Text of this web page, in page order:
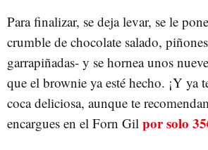
Para finalizar, se deja levar, se le
crumble de chocolate salado,
garrapiñadas- y se hornea unos
que el brownie ya esté hecho. ¡Y ya
coca deliciosa, aunque te
encargues en el Forn Gil por solo